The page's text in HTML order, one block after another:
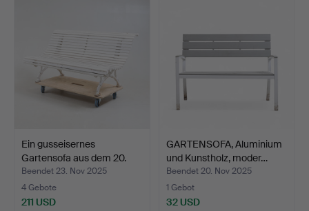
Ein gusseisernes
Gartensofa aus dem 20.
Ja…
Beendet 23. Nov 2025
4 Gebote
211 USD
GARTENSOFA, Aluminium
und Kunstholz, moder…
Beendet 20. Nov 2025
1 Gebot
32 USD